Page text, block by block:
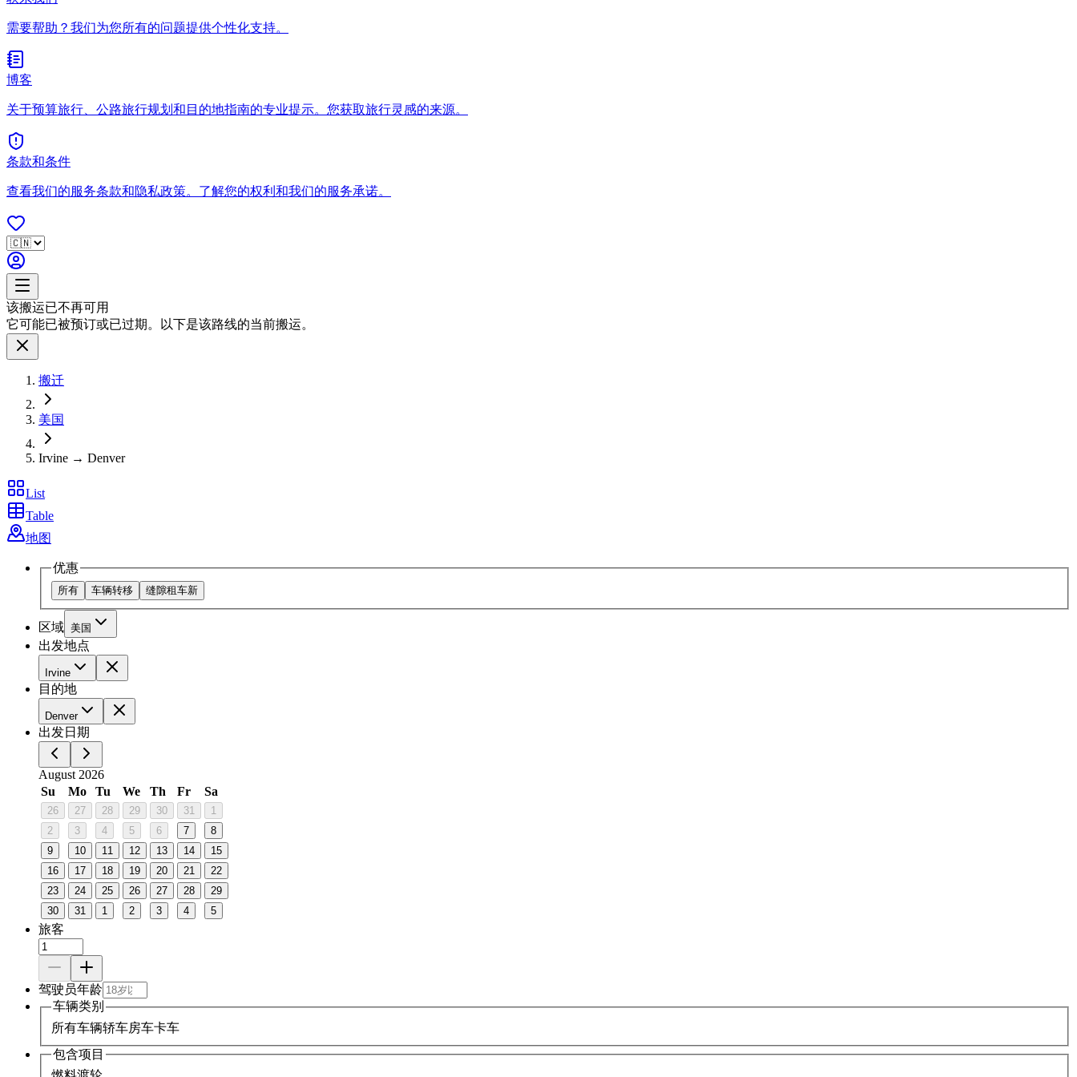
需要帮助？我们为您所有的问题提供个性化支持。
博客
关于预算旅行、公路旅行规划和目的地指南的专业提示。您获取旅行灵感的来源。
条款和条件
查看我们的服务条款和隐私政策。了解您的权利和我们的服务承诺。
该搬运已不再可用
它可能已被预订或已过期。以下是该路线的当前搬运。
搬迁
美国
Irvine → Denver
List
Table
地图
优惠
所有 车辆转移 缝隙租车新
区域 美国
出发地点
Irvine
目的地
Denver
出发日期
August 2026
Su
Mo Tu We Th Fr Sa
26 27 28 29 30 31
1
2
3 4 5 6 7
8
9
10 11 12 13 14
15
16
17 18 19 20 21
22
23
24 25 26 27 28
29
30
31 1 2 3 4 5
旅客
驾驶员年龄
车辆类别
所有车辆轿车房车卡车
包含项目